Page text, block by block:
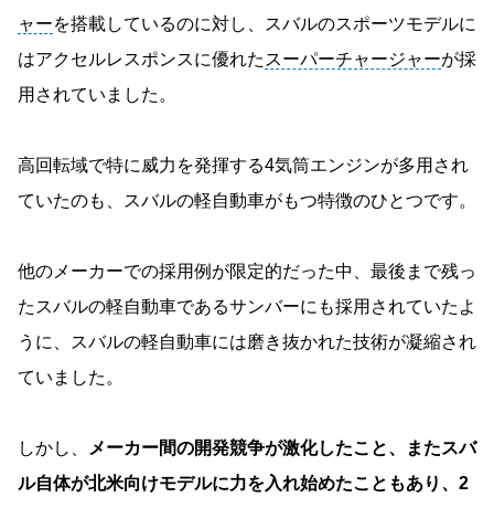
ャーを搭載しているのに対し、スバルのスポーツモデルに
はアクセルレスポンスに優れた スーパーチャージャーが採
用されていました。
高回転域で特に威力を発揮する4気筒エンジンが多用され
ていたのも、スバルの軽自動車がもつ特徴のひとつです。
他のメーカーでの採用例が限定的だった中、最後まで残っ
たスバルの軽自動車であるサンバーにも採用されていたよ
うに、スバルの軽自動車には磨き抜かれた技術が凝縮され
ていました。
しかし、
メーカー間の開発競争が激化したこと、またスバ
ル自体が北米向けモデルに力を入れ始めたこともあり、2